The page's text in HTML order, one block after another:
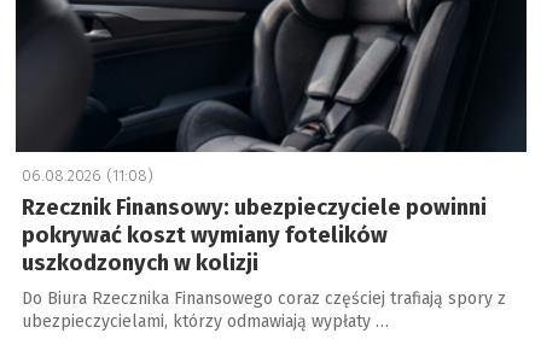
06.08.2026 (11:08)
Rzecznik Finansowy: ubezpieczyciele powinni
pokrywać koszt wymiany fotelików
uszkodzonych w kolizji
Do Biura Rzecznika Finansowego coraz częściej trafiają spory z
ubezpieczycielami, którzy odmawiają wypłaty …